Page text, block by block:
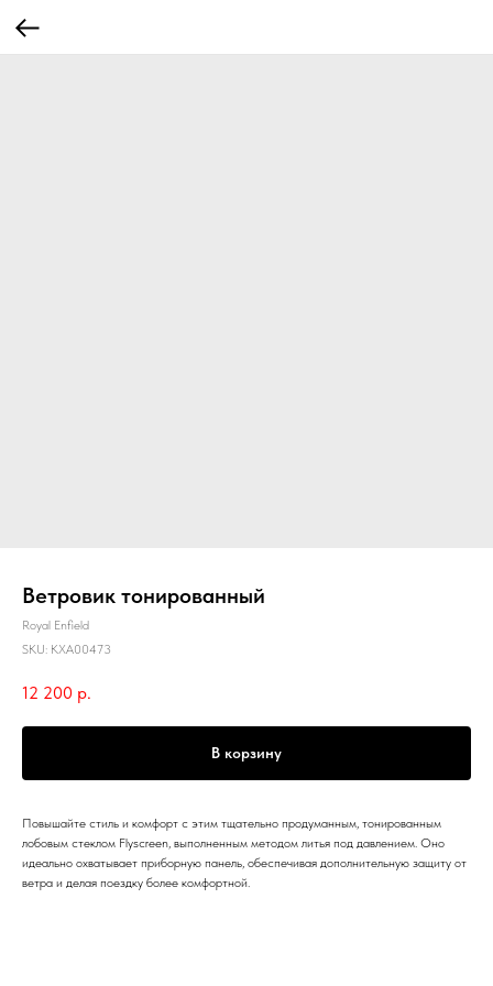
Ветровик тонированный
Royal Enfield
SKU: KXA00473
12 200 р.
В корзину
Повышайте стиль и комфорт с этим тщательно продуманным, тонированным
лобовым стеклом Flyscreen, выполненным методом литья под давлением. Оно
идеально охватывает приборную панель, обеспечивая дополнительную защиту от
ветра и делая поездку более комфортной.